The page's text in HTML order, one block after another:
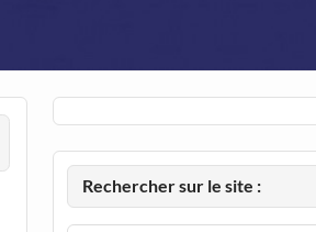
Rechercher sur le site :